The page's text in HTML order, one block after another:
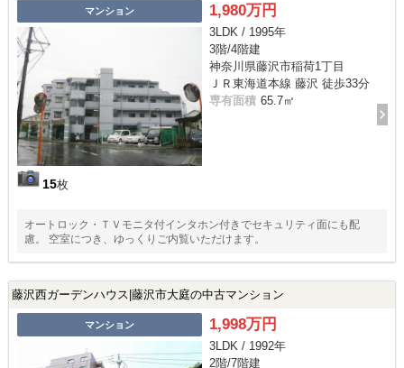
マンション
15枚
1,980万円
3LDK / 1995年
3階/4階建
神奈川県藤沢市稲荷1丁目
ＪＲ東海道本線 藤沢 徒歩33分
専有面積 65.7㎡
オートロック・ＴＶモニタ付インタホン付きでセキュリティ面にも配
慮。 空室につき、ゆっくりご内覧いただけます。
藤沢西ガーデンハウス|藤沢市大庭の中古マンション
マンション 1,998万円
3LDK / 1992年
2階/7階建